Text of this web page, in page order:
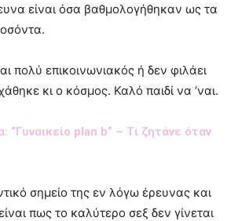
είναι όσα βαθμολογήθηκαν ως τα
πολύ επικοινωνιακός ή δεν φιλάει
κι ο κόσμος. Καλό παιδί να ‘ναι.
“Γυναικείο plan b” – Tι ζητάνε όταν
σημείο της εν λόγω έρευνας και
πως το καλύτερο σεξ δεν γίνεται